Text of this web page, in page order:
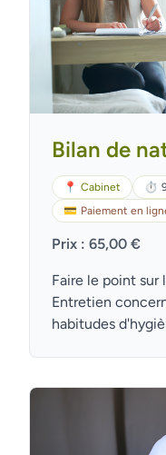
Bilan de
📍 Cabinet ⏱
💳 Paiement en
Prix : 65,00 €
Faire le point
Entretien
habitudes